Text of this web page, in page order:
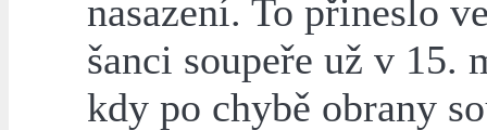
nasazení. To přineslo
šanci soupeře už v 15.
kdy po chybě obrany